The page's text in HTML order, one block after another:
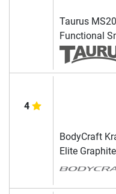
Taurus
Functional
4
BodyCraft
Elite Graphite